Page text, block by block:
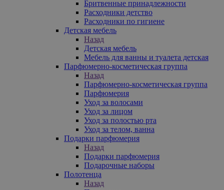
Бритвенные принадлежности
Расходники детство
Расходники по гигиене
Детская мебель
Назад
Детская мебель
Мебель для ванны и туалета детская
Парфюмерно-косметическая группа
Назад
Парфюмерно-косметическая группа
Парфюмерия
Уход за волосами
Уход за лицом
Уход за полостью рта
Уход за телом, ванна
Подарки парфюмерия
Назад
Подарки парфюмерия
Подарочные наборы
Полотенца
Назад